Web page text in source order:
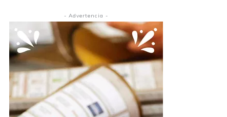
- Advertencia -